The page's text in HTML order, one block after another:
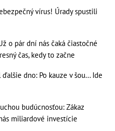
vírus! Úrady spustili
o pár dní nás čaká čiastočné
čas, kedy to začne
dno: Po kauze v šou... Ide
budúcnosťou: Zákaz
miliardové investície